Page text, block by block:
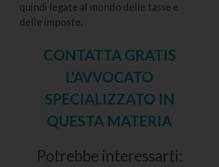
quindi legate al mondo delle tasse e
delle imposte.
CONTATTA GRATIS
L'AVVOCATO
SPECIALIZZATO IN
QUESTA MATERIA
Potrebbe interessarti: